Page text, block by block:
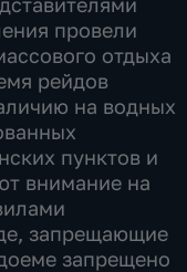
провели
отдыха
рейдов
на водных
пунктов и
внимание на
запрещающие
запрещено